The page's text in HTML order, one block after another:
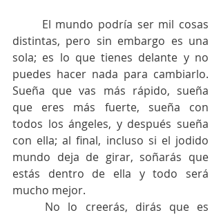
distintas, pero sin embargo es una
sola; es lo que tienes delante y no
puedes hacer nada para cambiarlo.
Sueña que vas más rápido, sueña
que eres más fuerte, sueña con
todos los ángeles, y después sueña
con ella; al final, incluso si el jodido
mundo deja de girar, soñarás que
estás dentro de ella y todo será
mucho mejor.